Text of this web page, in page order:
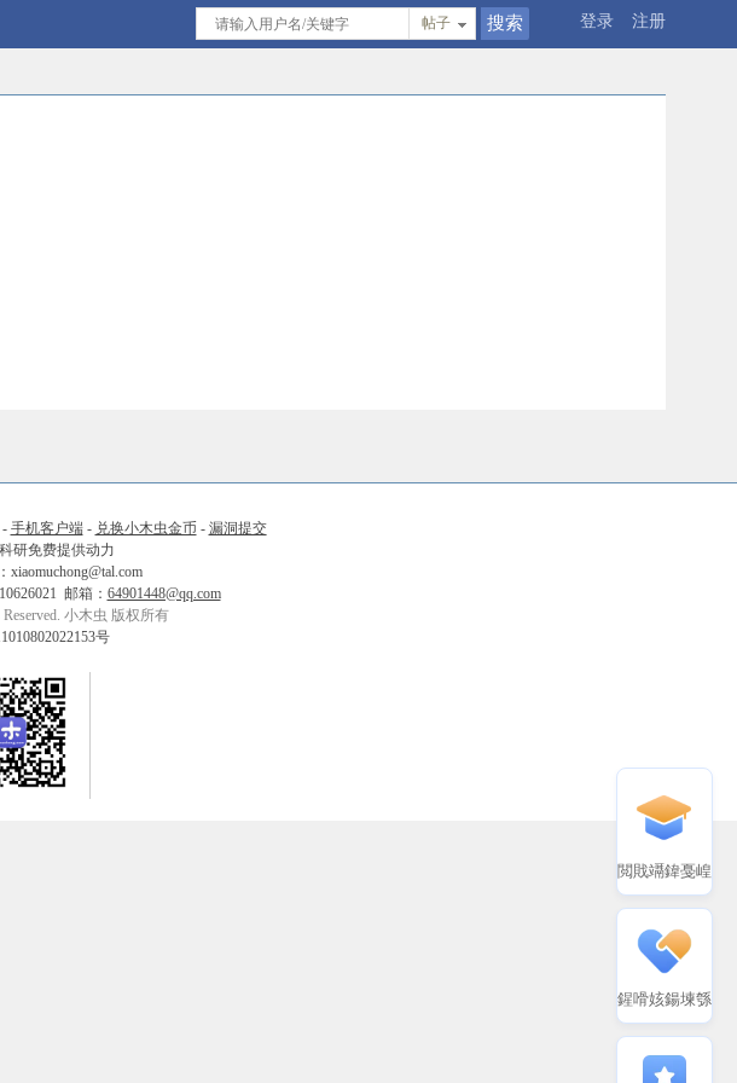
登录 注册
帖子
手机客户端- 兑换小木虫金币 - 漏洞提交
研免费提供动力
邮箱： 64901448@qq.com
小木虫 版权所有
号
閲戝竵鍏戞崲
鍟嗗姟鍚堜綔